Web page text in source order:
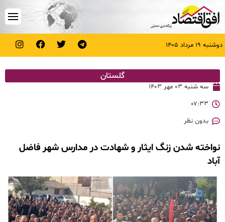
دوشنبه ۱۹ مرداد ۱۴۰۵
گلستان
سه شنبه ۰۳ مهر ۱۴۰۳
۰۷:۳۳
بدون نظر
نواخته شدن زنگ ایثار و شهادت در مدارس شهر فاضل
آباد